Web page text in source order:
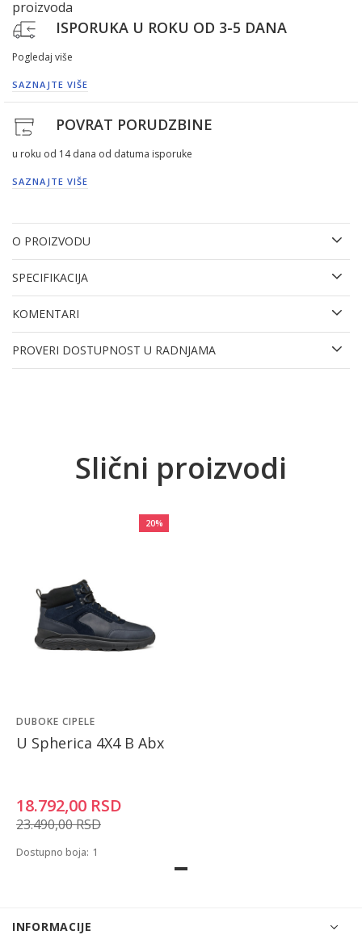
proizvoda
ISPORUKA U ROKU OD 3-5 DANA
Pogledaj više
SAZNAJTE VIŠE
POVRAT PORUDZBINE
u roku od 14 dana od datuma isporuke
SAZNAJTE VIŠE
O PROIZVODU
SPECIFIKACIJA
KOMENTARI
PROVERI DOSTUPNOST U RADNJAMA
Slični proizvodi
20%
DUBOKE CIPELE
U Spherica 4X4 B Abx
18.792,00 RSD
23.490,00RSD
Dostupno boja: 1
INFORMACIJE